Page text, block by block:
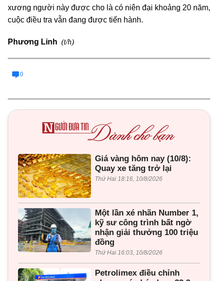
xương người này được cho là có niên đại khoảng 20 năm,
cuộc điều tra vẫn đang được tiến hành.
Phương Linh (t/h)
0
Giá vàng hôm nay (10/8):
Quay xe tăng trở lại
Thứ Hai 18:16, 10/8/2026
Một lần xé nhãn Number 1,
kỹ sư công trình bất ngờ
nhận giải thưởng 100 triệu
đồng
Thứ Hai 16:03, 10/8/2026
Petrolimex điều chỉnh